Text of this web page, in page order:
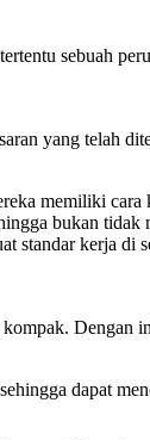
sebuah
yang telah
memiliki
bukan
kerja di
Dengan
dapat